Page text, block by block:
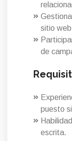
sitio
de
puesto
escrita.